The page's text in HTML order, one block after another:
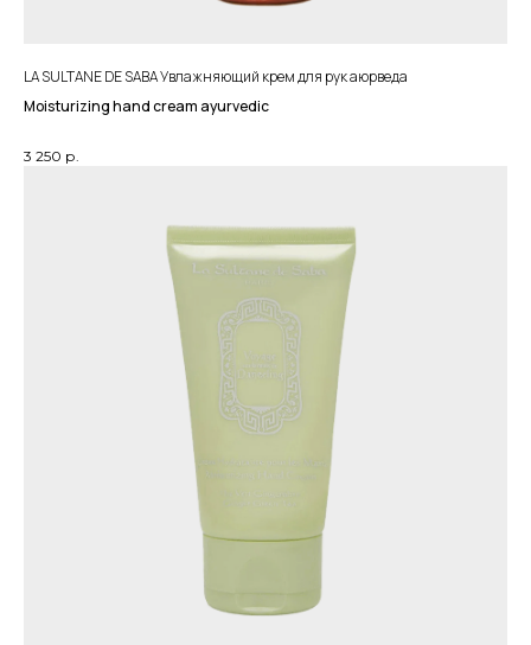
LA SULTANE DE SABA Увлажняющий крем для рук аюрведа
Moisturizing hand cream ayurvedic
3 250 р.